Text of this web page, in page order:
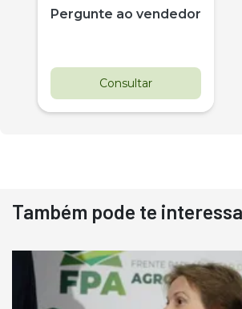
Pergunte ao vendedor
Consultar
Destaque
Usado
Pá Carregadeira Cat 966
Ano 1987
Londrina
Também pode te